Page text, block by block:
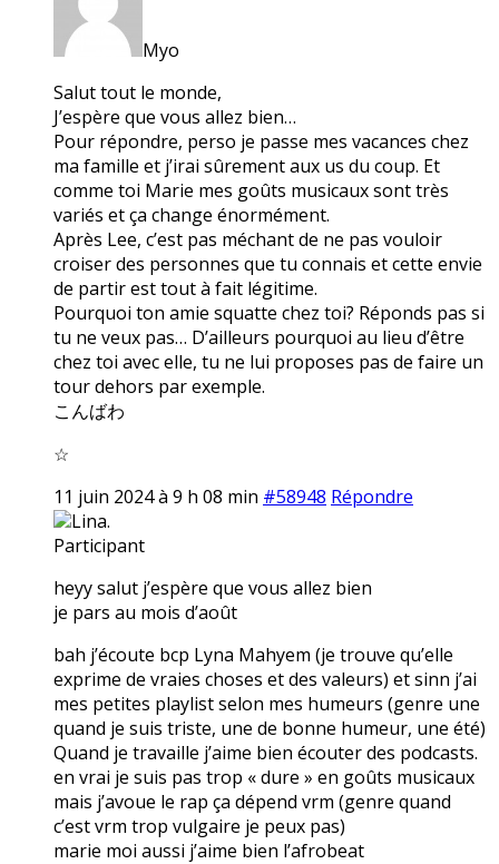
Myo
Salut tout le monde,
J’espère que vous allez bien…
Pour répondre, perso je passe mes vacances chez
ma famille et j’irai sûrement aux us du coup. Et
comme toi Marie mes goûts musicaux sont très
variés et ça change énormément.
Après Lee, c’est pas méchant de ne pas vouloir
croiser des personnes que tu connais et cette envie
de partir est tout à fait légitime.
Pourquoi ton amie squatte chez toi? Réponds pas si
tu ne veux pas… D’ailleurs pourquoi au lieu d’être
chez toi avec elle, tu ne lui proposes pas de faire un
tour dehors par exemple.
こんばわ
☆
11 juin 2024 à 9 h 08 min #58948 Répondre
Lina.
Participant
heyy salut j’espère que vous allez bien
je pars au mois d’août
bah j’écoute bcp Lyna Mahyem (je trouve qu’elle
exprime de vraies choses et des valeurs) et sinn j’ai
mes petites playlist selon mes humeurs (genre une
quand je suis triste, une de bonne humeur, une été)
Quand je travaille j’aime bien écouter des podcasts.
en vrai je suis pas trop « dure » en goûts musicaux
mais j’avoue le rap ça dépend vrm (genre quand
c’est vrm trop vulgaire je peux pas)
marie moi aussi j’aime bien l’afrobeat